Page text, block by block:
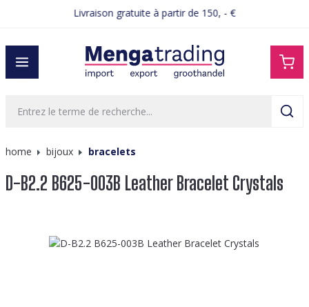
Livraison gratuite à partir de 150, - €
home bijoux bracelets
D-B2.2 B625-003B Leather Bracelet Crystals
Ignorer la galerie d'images